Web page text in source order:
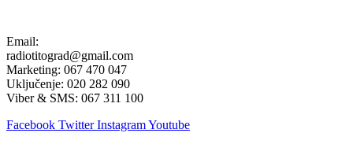
Email:
radiotitograd@gmail.com
Marketing: 067 470 047
Uključenje: 020 282 090
Viber & SMS: 067 311 100
Facebook Twitter InstagramYoutube